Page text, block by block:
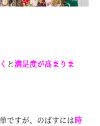
と満足度が高まりま
ですが、のばすには時